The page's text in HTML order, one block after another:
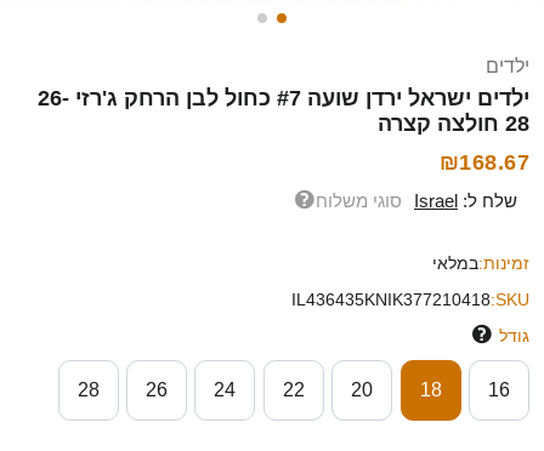
ילדים
ילדים ישראל ירדן שועה #7 כחול לבן הרחק ג'רזי 26-
28 חולצה קצרה
₪168.67
שלח ל: Israel סוגי משלוח
זמינות:במלאי
SKU:
IL436435KNIK377210418
גודל
16
18
20
22
24
26
28